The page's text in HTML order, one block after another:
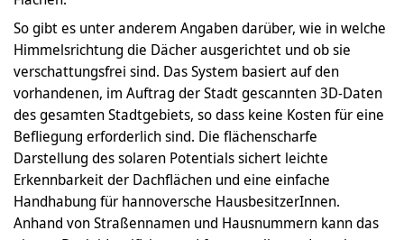
So gibt es unter anderem Angaben darüber, wie in welche
Himmelsrichtung die Dächer ausgerichtet und ob sie
verschattungsfrei sind. Das System basiert auf den
vorhandenen, im Auftrag der Stadt gescannten 3D-Daten
des gesamten Stadtgebiets, so dass keine Kosten für eine
Befliegung erforderlich sind. Die flächenscharfe
Darstellung des solaren Potentials sichert leichte
Erkennbarkeit der Dachflächen und eine einfache
Handhabung für hannoversche HausbesitzerInnen.
Anhand von Straßennamen und Hausnummern kann das